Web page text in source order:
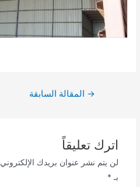
تصفّح→ المقالة السابقة
اترك تعليقاً
لن يتم نشر عنوان بريدك
بـ *